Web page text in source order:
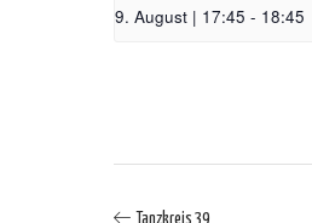
9. August | 17:45 - 18:45
Tanzkreis 39